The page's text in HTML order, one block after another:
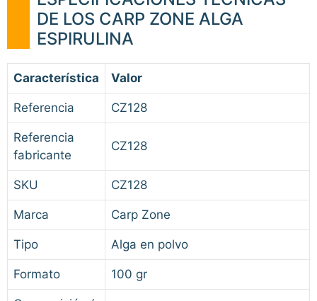
DE LOS CARP ZONE ALGA
ESPIRULINA
Característica Valor
Referencia CZ128
Referencia
fabricante
CZ128
SKU CZ128
Marca Carp Zone
Tipo Alga en polvo
Formato 100 gr